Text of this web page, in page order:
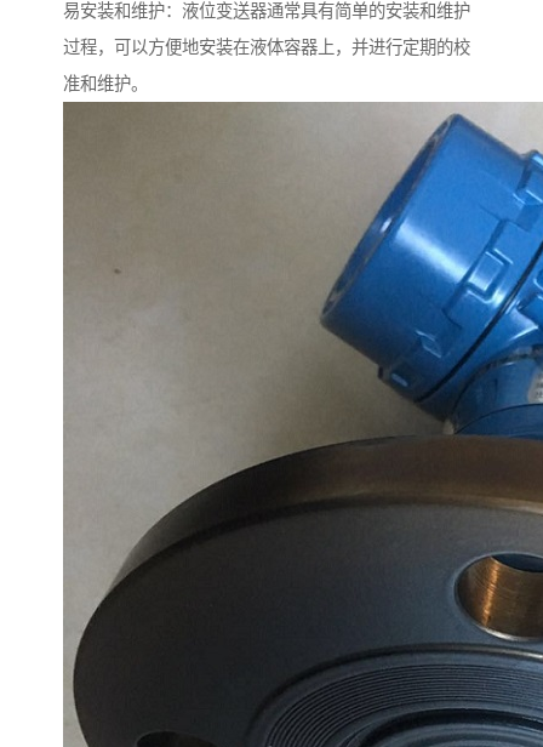
易安装和维护：液位变送器通常具有简单的安装和维护
过程，可以方便地安装在液体容器上，并进行定期的校
准和维护。